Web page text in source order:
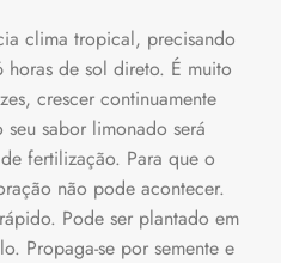
clima tropical, precisando
de sol direto. É muito
crescer continuamente
sabor limonado será
fertilização. Para que o
não pode acontecer.
Pode ser plantado em
Propaga-se por semente e